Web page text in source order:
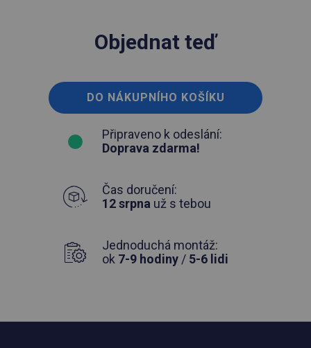
Objednat teď
DO NÁKUPNÍHO KOŠÍKU
Připraveno k odeslání:
Doprava zdarma!
Čas doručení:
12 srpna už s tebou
Jednoduchá montáž:
ok 7-9 hodiny / 5-6 lidi